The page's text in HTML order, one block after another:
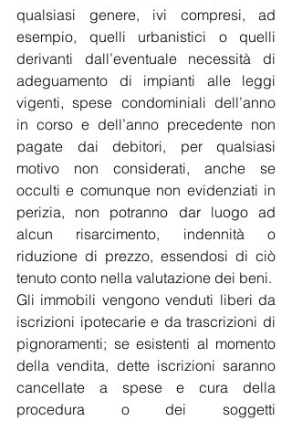
qualsiasi genere, ivi compresi, ad
esempio, quelli urbanistici o quelli
derivanti dall’eventuale necessità di
adeguamento di impianti alle leggi
vigenti, spese condominiali dell’anno
in corso e dell’anno precedente non
pagate dai debitori, per qualsiasi
motivo non considerati, anche se
occulti e comunque non evidenziati in
perizia, non potranno dar luogo ad
alcun risarcimento, indennità o
riduzione di prezzo, essendosi di ciò
tenuto conto nella valutazione dei beni.
Gli immobili vengono venduti liberi da
iscrizioni ipotecarie e da trascrizioni di
pignoramenti; se esistenti al momento
della vendita, dette iscrizioni saranno
cancellate a spese e cura della
procedura o dei soggetti